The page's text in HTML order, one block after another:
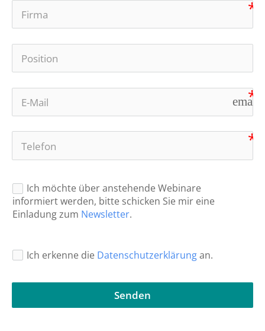
email
Ich möchte über anstehende Webinare
informiert werden, bitte schicken Sie mir eine
Einladung zum Newsletter.
Ich erkenne die Datenschutzerklärungan.
Senden